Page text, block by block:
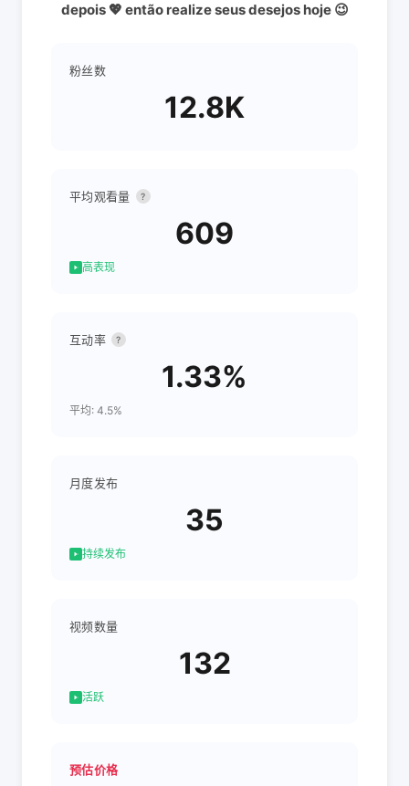
depois 💖 então realize seus desejos hoje 😉
粉丝数
12.8K
平均观看量 ?
609
高表现
互动率 ?
1.33%
平均: 4.5%
月度发布
35
持续发布
视频数量
132
活跃
预估价格